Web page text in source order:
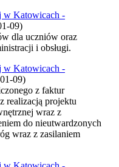
w Katowicach -
09)
dla uczniów oraz
i obsługi.
w Katowicach -
09)
z faktur
realizacją projektu
wraz z
do nieutwardzonych
wraz z zasilaniem